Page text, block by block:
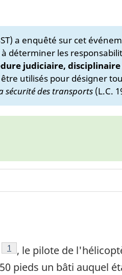
a enquêté sur cet
déterminer les
judiciaire,
utilisés pour désigner
sécurité des transports (L.C.
Note de bas de page
1
, le pilote de
pieds un bâti auquel